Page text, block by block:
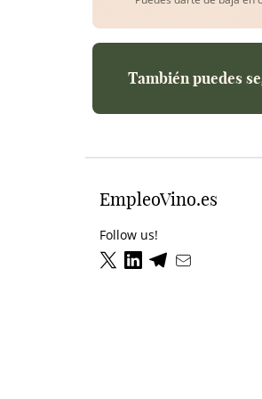
También puedes
EmpleoVino.es
Follow us!